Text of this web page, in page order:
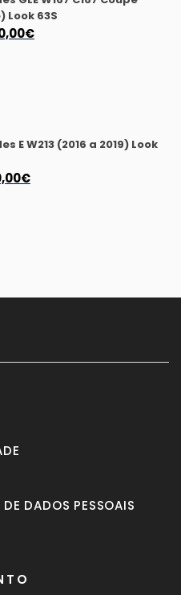
Look 63S
€O
E W213 (2016 a 2019) Look
€O
DADOS PESSOAIS